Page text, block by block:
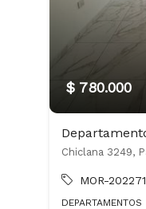
$ 780.000
MOR-202271
DEPARTAMENTOS